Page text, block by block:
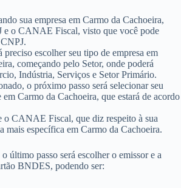
sua empresa em Carmo da Cachoeira,
e o CANAE Fiscal, visto que você pode
preciso escolher seu tipo de empresa em
começando pelo Setor, onde poderá
Indústria, Serviços e Setor Primário.
o próximo passo será selecionar seu
Carmo da Cachoeira, que estará de acordo
o CANAE Fiscal, que diz respeito à sua
mais específica em Carmo da Cachoeira.
último passo será escolher o emissor e a
BNDES, podendo ser: